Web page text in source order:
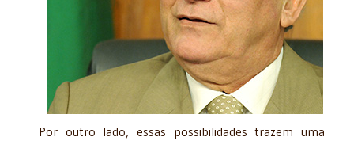
Por outro lado, essas possibilidades trazem uma